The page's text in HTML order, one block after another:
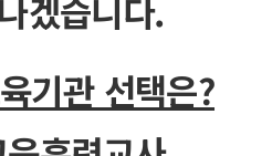
겠습니다.
기관 선택은?